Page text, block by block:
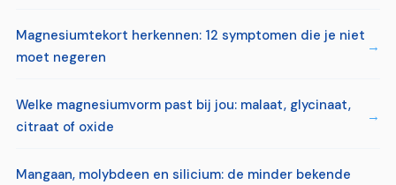
Magnesiumtekort herkennen: 12 symptomen die je niet
moet negeren
Welke magnesiumvorm past bij jou: malaat, glycinaat,
citraat of oxide
Mangaan, molybdeen en silicium: de minder bekende